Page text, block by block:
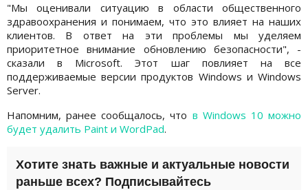
"Мы оценивали ситуацию в области общественного
здравоохранения и понимаем, что это влияет на наших
клиентов. В ответ на эти проблемы мы уделяем
приоритетное внимание обновлению безопасности", -
сказали в Microsoft. Этот шаг повлияет на все
поддерживаемые версии продуктов Windows и Windows
Server.
Напомним, ранее сообщалось, что в Windows 10 можно
будет удалить Paint и WordPad.
Хотите знать важные и актуальные новости
раньше всех? Подписывайтесь